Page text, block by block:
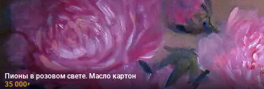
Пионы в розовом свете. Масло картон
35 000₽